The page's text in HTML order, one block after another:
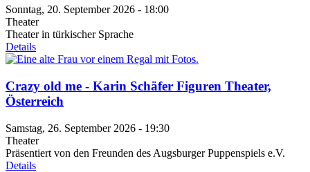
Sonntag, 20. September 2026 - 18:00
Theater
Theater in türkischer Sprache
Details
Crazy old me - Karin Schäfer Figuren Theater,
Österreich
Samstag, 26. September 2026 - 19:30
Theater
Präsentiert von den Freunden des Augsburger Puppenspiels e.V.
Details